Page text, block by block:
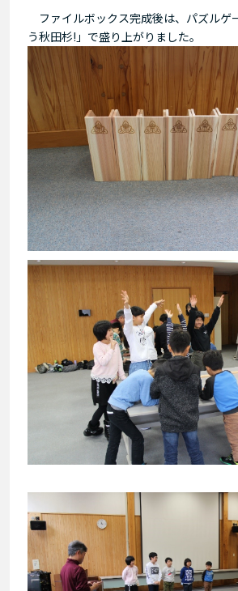
ファイルボックス完成後は、パズルゲ
う秋田杉!」で盛り上がりました。